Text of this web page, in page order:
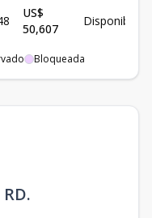
US$
50,607
Disponible
US$
50,172
Disponible
49,181
Bloqueada